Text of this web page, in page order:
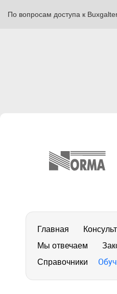
По вопросам доступа к
Главная
Мы отвечаем
Справочники